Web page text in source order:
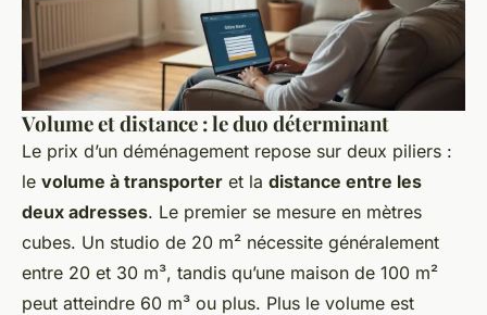
Volume et distance : le duo déterminant
Le prix d’un déménagement repose sur deux piliers :
le volume à transporter et la distance entre les
deux adresses. Le premier se mesure en mètres
cubes. Un studio de 20 m² nécessite généralement
entre 20 et 30 m³, tandis qu’une maison de 100 m²
peut atteindre 60 m³ ou plus. Plus le volume est